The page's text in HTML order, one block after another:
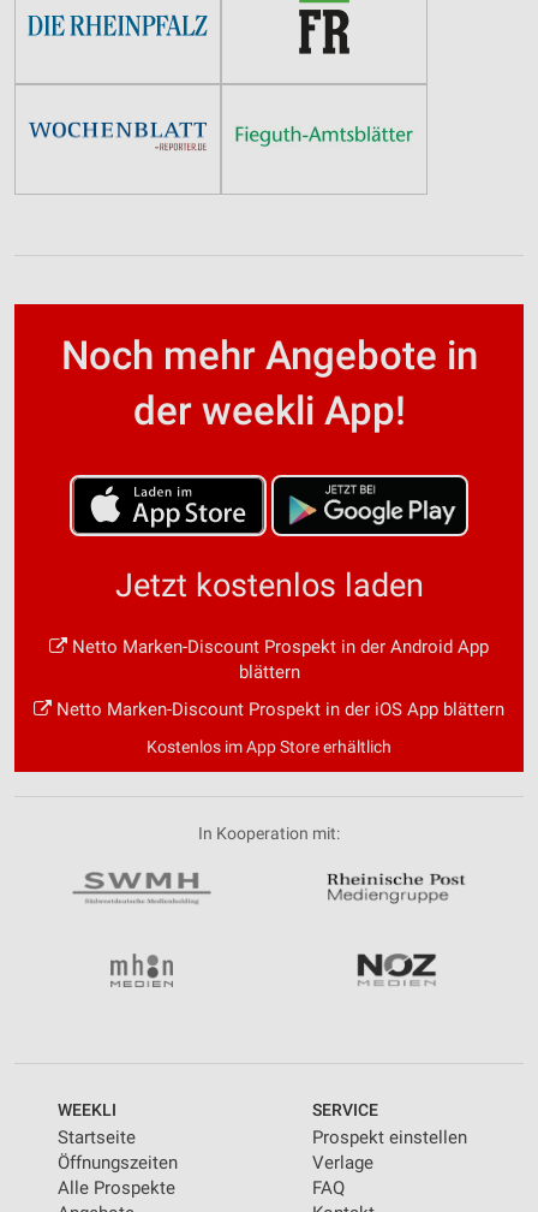
Noch mehr Angebote in
der weekli App!
Jetzt kostenlos laden
Netto Marken-Discount Prospekt in der Android App
blättern
Netto Marken-Discount Prospekt in der iOS App blättern
Kostenlos im App Store erhältlich
In Kooperation mit:
WEEKLI
Startseite
Öffnungszeiten
Alle Prospekte
SERVICE
Prospekt einstellen
Verlage
FAQ